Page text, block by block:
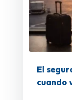
El
cuando